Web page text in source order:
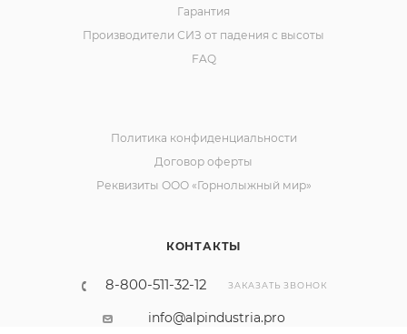
Гарантия
Производители СИЗ от падения с высоты
FAQ
КОНТАКТЫ
8-800-511-32-12 ЗАКАЗАТЬ ЗВОНОК
info@alpindustria.pro
Политика конфиденциальности
Договор оферты
Реквизиты ООО «Горнолыжный мир»